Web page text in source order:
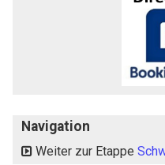
Navigation
Weiter zur Etappe